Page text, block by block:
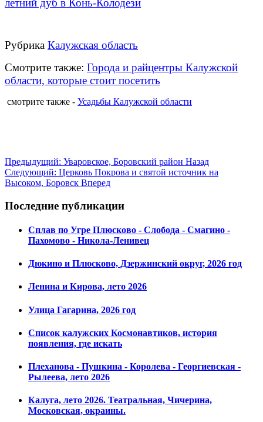
летний дуб в Конь-Колодези
Рубрика Калужская область
Смотрите также: Города и райцентры Калужской
области, которые стоит посетить
смотрите также - Усадьбы Калужской области
Предыдущий: Уваровское, Боровский район Назад
Следующий: Церковь Покрова и святой источник на
Высоком, Боровск Вперед
Последние публикации
Сплав по Угре Плюсково - Слобода - Смагино -
Пахомово - Никола-Ленивец
Дюкино и Плюсково, Дзержинский округ, 2026 год
Ленина и Кирова, лето 2026
Улица Гагарина, 2026 год
Список калужских Космонавтиков, история
появления, где искать
Плеханова - Пушкина - Королева - Георгиевская -
Рылеева, лето 2026
Калуга, лето 2026. Театральная, Чичерина,
Московская, окраины.